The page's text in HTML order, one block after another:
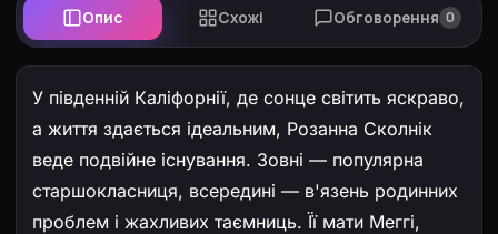
Опис Схожі Обговорення 0
У південній Каліфорнії, де сонце світить яскраво,
а життя здається ідеальним, Розанна Сколнік
веде подвійне існування. Зовні — популярна
старшокласниця, всередині — в'язень родинних
проблем і жахливих таємниць. Її мати Меггі,